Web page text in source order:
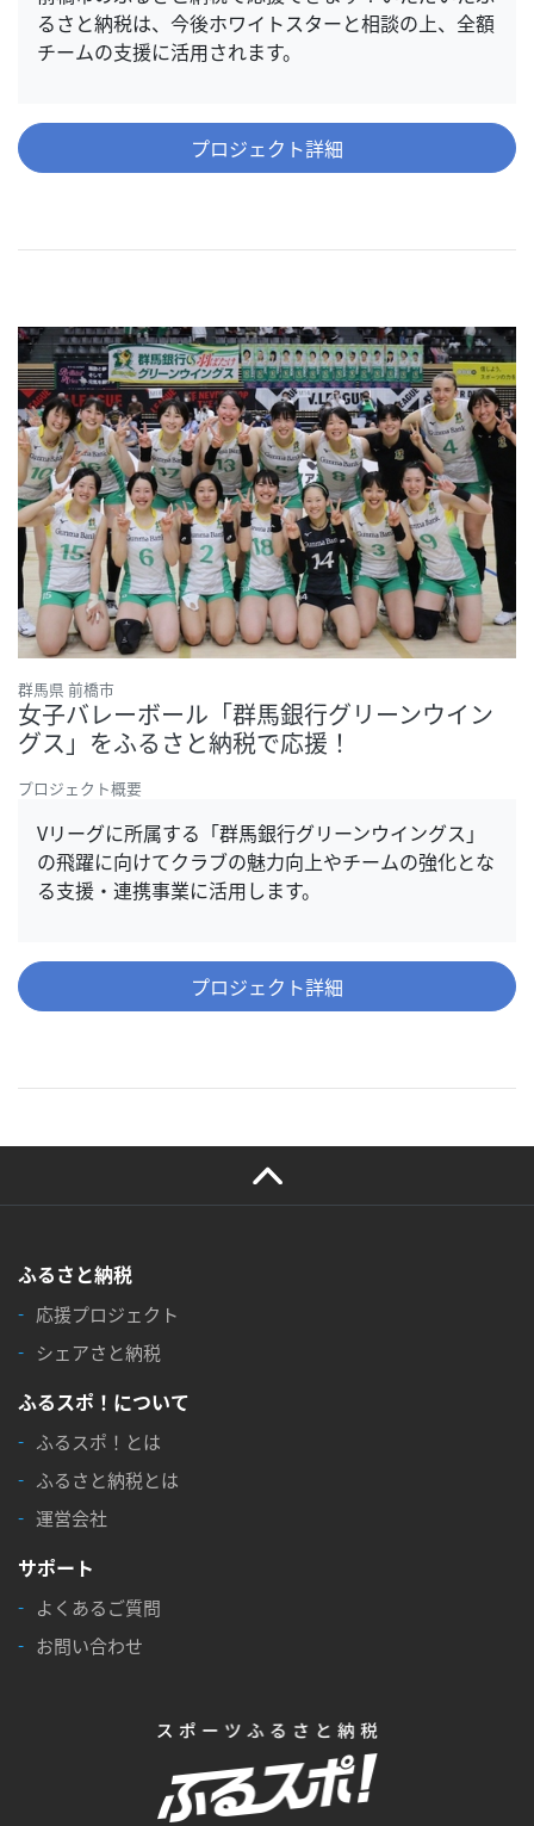
るさと納税は、今後ホワイトスターと相談の上、全額
チームの支援に活用されます。
プロジェクト詳細
群馬県 前橋市
女子バレーボール「群馬銀行グリーンウイン
グス」をふるさと納税で応援！
プロジェクト概要
Vリーグに所属する「群馬銀行グリーンウイングス」
の飛躍に向けてクラブの魅力向上やチームの強化とな
る支援・連携事業に活用します。
プロジェクト詳細
ふるさと納税
応援プロジェクト
シェアさと納税
ふるスポ！について
ふるスポ！とは
ふるさと納税とは
運営会社
サポート
よくあるご質問
お問い合わせ